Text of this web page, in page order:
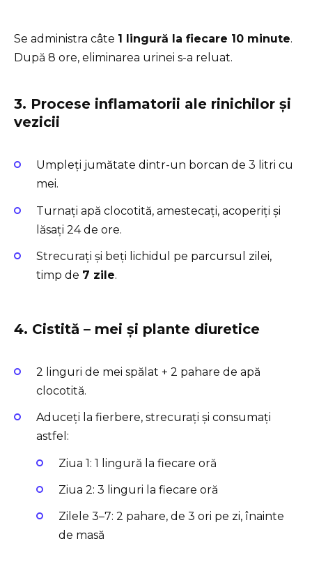
Se administra câte 1 lingură la fiecare 10 minute.
După 8 ore, eliminarea urinei s-a reluat.
3. Procese inflamatorii ale rinichilor și
vezicii
Umpleți jumătate dintr-un borcan de 3 litri cu
mei.
Turnați apă clocotită, amestecați, acoperiți și
lăsați 24 de ore.
Strecurați și beți lichidul pe parcursul zilei,
timp de 7 zile.
4. Cistită – mei și plante diuretice
2 linguri de mei spălat + 2 pahare de apă
clocotită.
Aduceți la fierbere, strecurați și consumați
astfel:
Ziua 1: 1 lingură la fiecare oră
Ziua 2: 3 linguri la fiecare oră
Zilele 3–7: 2 pahare, de 3 ori pe zi, înainte
de masă